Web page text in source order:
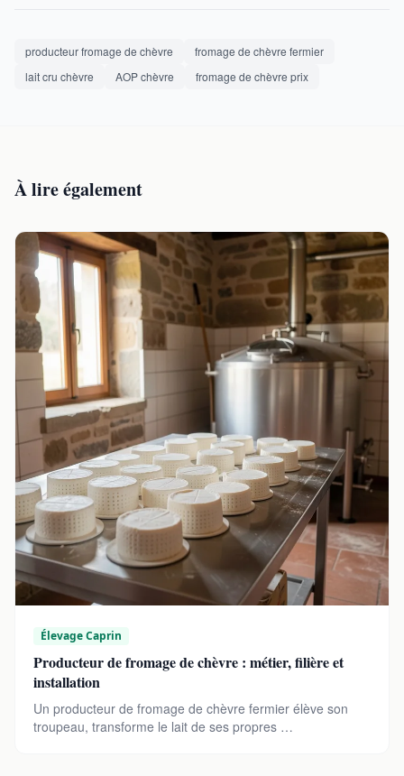
producteur fromage de chèvre
fromage de chèvre fermier
lait cru chèvre
AOP chèvre fromage de chèvre prix
À lire également
Élevage Caprin
Producteur de fromage de chèvre : métier, filière et
installation
Un producteur de fromage de chèvre fermier élève son
troupeau, transforme le lait de ses propres …